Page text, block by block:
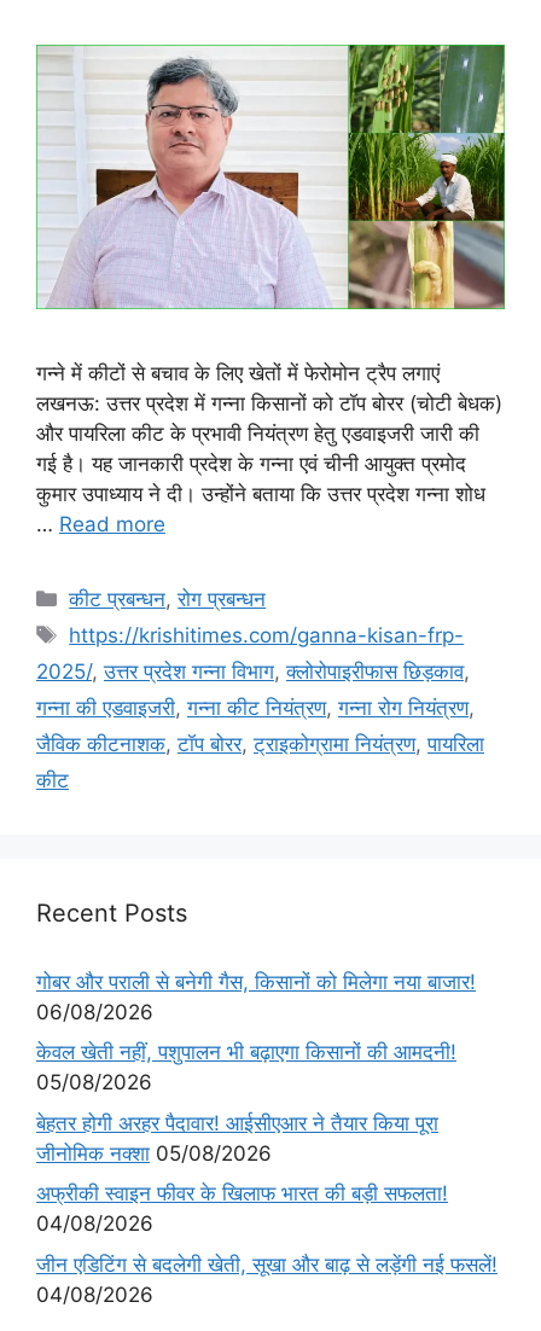
गन्ने में कीटों से बचाव के लिए खेतों में फेरोमोन ट्रैप लगाएं
लखनऊ: उत्तर प्रदेश में गन्ना किसानों को टॉप बोरर (चोटी बेधक)
और पायरिला कीट के प्रभावी नियंत्रण हेतु एडवाइजरी जारी की
गई है। यह जानकारी प्रदेश के गन्ना एवं चीनी आयुक्त प्रमोद
कुमार उपाध्याय ने दी। उन्होंने बताया कि उत्तर प्रदेश गन्ना शोध
… Read more
कीट प्रबन्धन,रोग प्रबन्धन
https://krishitimes.com/ganna-kisan-frp-
2025/,उत्तर प्रदेश गन्ना विभाग,क्लोरोपाइरीफास छिड़काव,
गन्ना की एडवाइजरी,गन्ना कीट नियंत्रण,गन्ना रोग नियंत्रण,
जैविक कीटनाशक,टॉप बोरर,ट्राइकोग्रामा नियंत्रण,पायरिला
कीट
Recent Posts
गोबर और पराली से बनेगी गैस, किसानों को मिलेगा नया बाजार!
06/08/2026
केवल खेती नहीं, पशुपालन भी बढ़ाएगा किसानों की आमदनी!
05/08/2026
बेहतर होगी अरहर पैदावार! आईसीएआर ने तैयार किया पूरा
जीनोमिक नक्शा 05/08/2026
अफ्रीकी स्वाइन फीवर के खिलाफ भारत की बड़ी सफलता!
04/08/2026
जीन एडिटिंग से बदलेगी खेती, सूखा और बाढ़ से लड़ेंगी नई फसलें!
04/08/2026